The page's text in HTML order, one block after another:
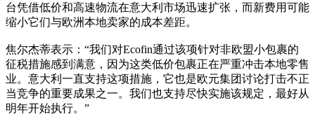
台凭借低价和高速物流在意大利市场迅速扩张，而新费用可能
缩小它们与欧洲本地卖家的成本差距。
焦尔杰蒂表示：“我们对Ecofin通过该项针对非欧盟小包裹的
征税措施感到满意，因为这类低价包裹正在严重冲击本地零售
业。意大利一直支持这项措施，它也是欧元集团讨论打击不正
当竞争的重要成果之一。我们也支持尽快实施该规定，最好从
明年开始执行。”